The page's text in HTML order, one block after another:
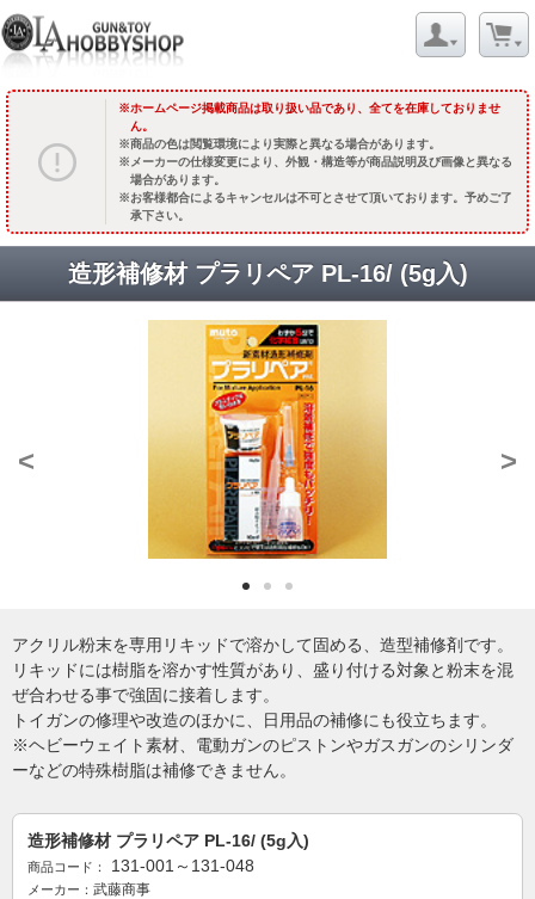
ホームページ掲載商品は取り扱い品であり、全てを在庫しておりませ
ん。
商品の色は閲覧環境により実際と異なる場合があります。
メーカーの仕様変更により、外観・構造等が商品説明及び画像と異なる
場合があります。
お客様都合によるキャンセルは不可とさせて頂いております。予めご了
承下さい。
造形補修材 プラリペア PL-16/ (5g入)
< >
アクリル粉末を専用リキッドで溶かして固める、造型補修剤です。
リキッドには樹脂を溶かす性質があり、盛り付ける対象と粉末を混
ぜ合わせる事で強固に接着します。
トイガンの修理や改造のほかに、日用品の補修にも役立ちます。
※ヘビーウェイト素材、電動ガンのピストンやガスガンのシリンダ
ーなどの特殊樹脂は補修できません。
造形補修材 プラリペア PL-16/ (5g入)
商品コード： 131-001～131-048
メーカー： 武藤商事